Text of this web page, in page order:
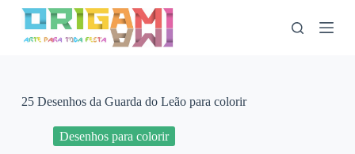
25 Desenhos da Guarda do Leão para colorir
Desenhos para colorir